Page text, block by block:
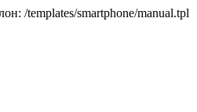
/templates/smartphone/manual.tpl